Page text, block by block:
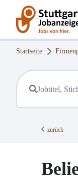
Startseite
zurück